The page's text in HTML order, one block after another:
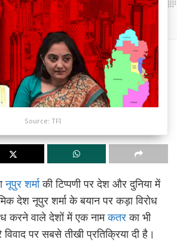
Source: TFI
नूपुर शर्माकी टिप्पणी पर देश और दुनिया में
देश नूपुर शर्मा के बयान पर कड़ा विरोध
करने वाले देशों में एक नामकतरका भी
पर सबसे तीखी प्रतिक्रिया दी है।